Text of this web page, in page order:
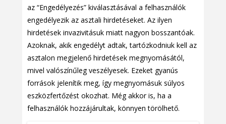
az “Engedélyezés” kiválasztásával a felhasználók
engedélyezik az asztali hirdetéseket. Az ilyen
hirdetések invazivitásuk miatt nagyon bosszantóak.
Azoknak, akik engedélyt adtak, tartózkodniuk kell az
asztalon megjelenő hirdetések megnyomásától,
mivel valószínűleg veszélyesek. Ezeket gyanús
források jelenítik meg, így megnyomásuk súlyos
eszközfertőzést okozhat. Még akkor is, ha a
felhasználók hozzájárultak, könnyen törölhető.